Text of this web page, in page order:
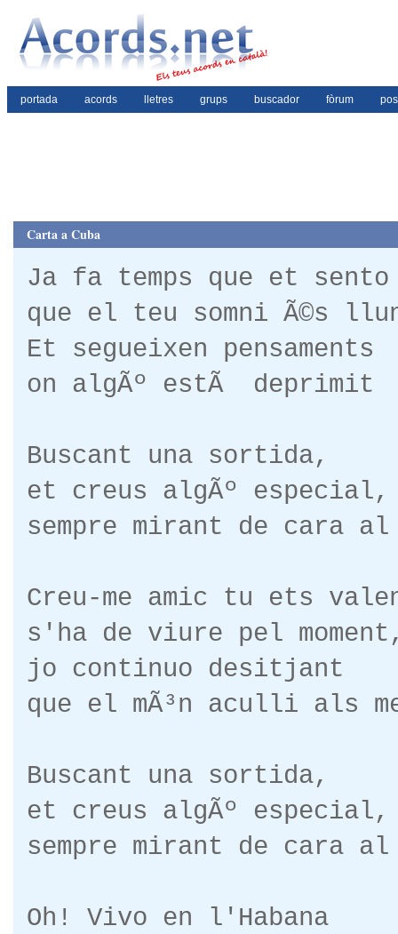
portada acords lletres grups buscador fòrum
Carta a Cuba
Ja fa temps que et
que el teu somni Ã©s
Et segueixen pensaments
on algÃº estÃ deprimit
Buscant una sortida,
et creus algÃº especial,
sempre mirant de cara al
Creu-me amic tu ets
s'ha de viure pel
jo continuo desitjant
que el mÃ³n aculli als
Buscant una sortida,
et creus algÃº especial,
sempre mirant de cara al
Oh! Vivo en l'Habana